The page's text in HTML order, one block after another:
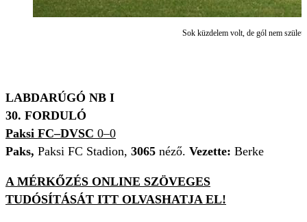
Sok küzdelem volt, de gól nem
LABDARÚGÓ NB I
30. FORDULÓ
Paksi FC–DVSC 0–0
Paks, Paksi FC Stadion, 3065 néző. Vezette: Berke
A MÉRKŐZÉS ONLINE SZÖVEGES
TUDÓSÍTÁSÁT ITT OLVASHATJA EL!